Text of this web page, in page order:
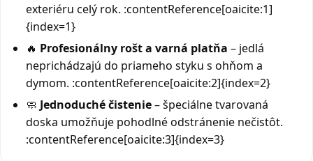
exteriéru celý rok. :contentReference[oaicite:1]
{index=1}
🔥 Profesionálny rošt a varná platňa – jedlá
neprichádzajú do priameho styku s ohňom a
dymom. :contentReference[oaicite:2]{index=2}
🧼 Jednoduché čistenie– špeciálne tvarovaná
doska umožňuje pohodlné odstránenie nečistôt.
:contentReference[oaicite:3]{index=3}